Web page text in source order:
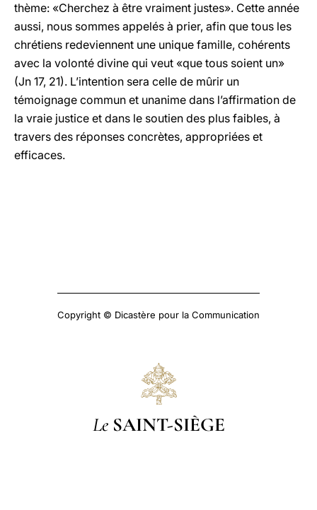
thème: «Cherchez à être vraiment justes». Cette année
aussi, nous sommes appelés à prier, afin que tous les
chrétiens redeviennent une unique famille, cohérents
avec la volonté divine qui veut «que tous soient un»
(Jn 17, 21). L’intention sera celle de mûrir un
témoignage commun et unanime dans l’affirmation de
la vraie justice et dans le soutien des plus faibles, à
travers des réponses concrètes, appropriées et
efficaces.
Copyright © Dicastère pour la Communication
Le SAINT-SIÈGE